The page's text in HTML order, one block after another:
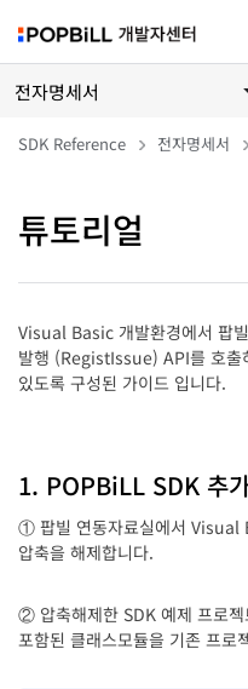
전자명세서
SDK Reference 전자명세서
튜토리얼
Visual Basic 개발환경에서 팝
발행 (RegistIssue) API를 호출
있도록 구성된 가이드 입니다.
1. POPBiLL SDK 추
① 팝빌 연동자료실에서 Visual
압축을 해제합니다.
② 압축해제한 SDK 예제 프로
포함된 클래스모듈을 기존 프로